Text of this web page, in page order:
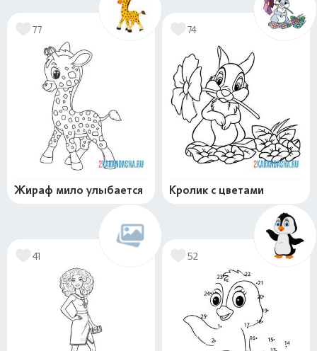
77
Жираф мило улыбается
74
Кролик с цветами
41 52